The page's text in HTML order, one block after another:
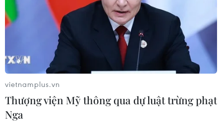
vietnamplus.vn
Thượng viện Mỹ thông qua dự luật trừng phạt
Nga